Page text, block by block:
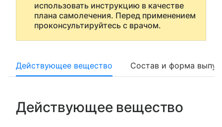
использовать инструкцию в качестве
плана самолечения. Перед применением
проконсультируйтесь с врачом.
Действующее вещество Состав и форма
Действующее вещество